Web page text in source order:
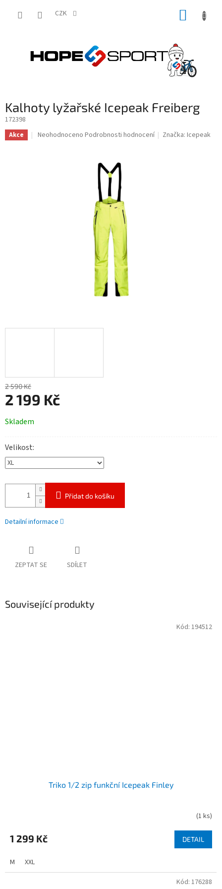
CZK
Kalhoty lyžařské Icepeak Freiberg
172398
Akce
Průměrné
Neohodnoceno Podrobnosti hodnocení Značka:Icepeak
2 590 Kč
2 199 Kč
cena:
Skladem
Velikost
Přidat do košíku
Detailní informace
ZEPTAT SE SDÍLET
Související produkty
Triko 1/2 zip funkční Icepeak Finley
(1 ks)
1 299 Kč DETAIL
M XXL
Kód: 194512
Kód: 176288